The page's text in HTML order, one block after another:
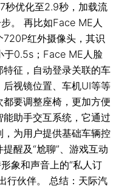
秒优化至2.9秒，加载流
。 再比如Face ME人
红外摄像头，其识
于0.5s；Face ME人脸
征，自动登录关联的车
视镜位置、车机UI等等
要调整座椅，更加方便
能助手交互系统，它通过
为用户提供基础车辆控
醒及“尬聊”、游戏互动
象和声音上的“私人订
行伙伴。 总结：天际汽